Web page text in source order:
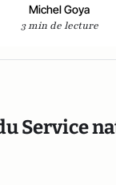
Michel Goya
3 min de lecture
Service